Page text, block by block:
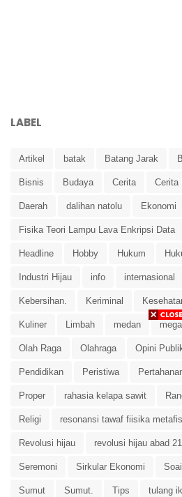
LABEL
Artikel batak Batang Jarak
Bisnis Budaya Cerita Cerita
Daerah dalihan natolu Ekonomi
Fisika Teori Lampu Lava Enkripsi Data
Headline Hobby Hukum
Industri Hijau info internasional
Kebersihan. Keriminal
Kuliner Limbah medan
Olah Raga Olahraga Opini
Pendidikan Peristiwa
Proper rahasia kelapa sawit
Religi resonansi tawaf fiisika
Revolusi hijau revolusi hijau abad 21
Seremoni Sirkular Ekonomi
Sumut Sumut. Tips tulang